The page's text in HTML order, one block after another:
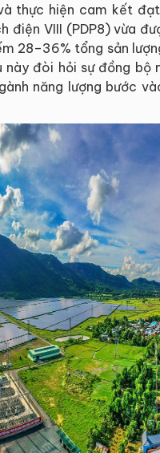
thực hiện cam kết
VIII (PDP8) vừa
28–36% tổng sản
đòi hỏi sự đồng bộ
năng lượng bước